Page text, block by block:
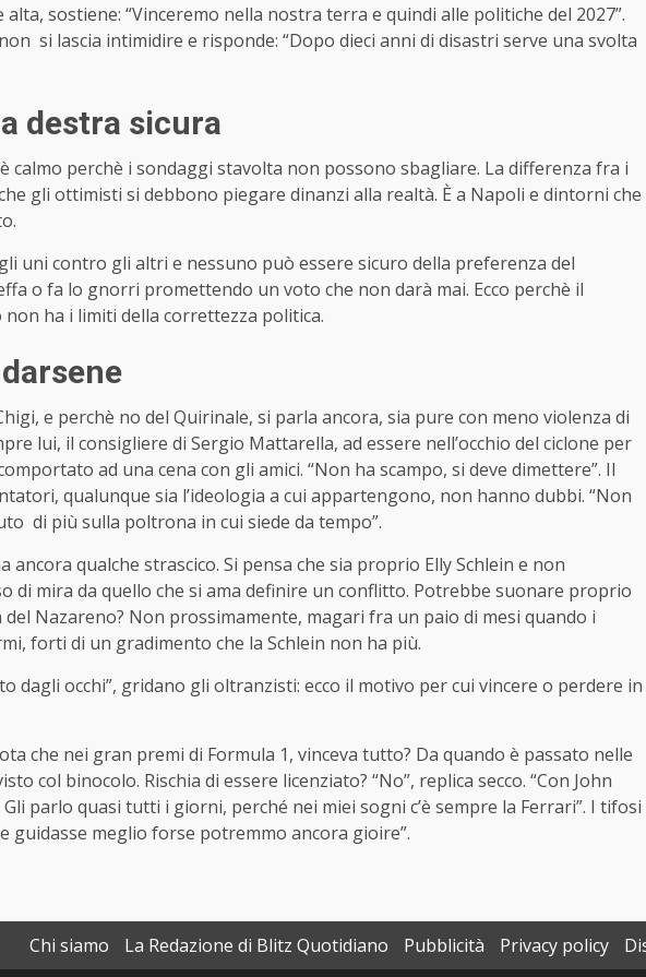
alta, sostiene: “Vinceremo nella nostra terra e quindi alle politiche del 2027”.
si lascia intimidire e risponde: “Dopo dieci anni di disastri serve una svolta
destra sicura
calmo perchè i sondaggi stavolta non possono sbagliare. La differenza fra i
gli ottimisti si debbono piegare dinanzi alla realtà. È a Napoli e dintorni che
uni contro gli altri e nessuno può essere sicuro della preferenza del
o fa lo gnorri promettendo un voto che non darà mai. Ecco perchè il
ha i limiti della correttezza politica.
e perchè no del Quirinale, si parla ancora, sia pure con meno violenza di
lui, il consigliere di Sergio Mattarella, ad essere nell’occhio del ciclone per
ad una cena con gli amici. “Non ha scampo, si deve dimettere”. Il
qualunque sia l’ideologia a cui appartengono, non hanno dubbi. “Non
di più sulla poltrona in cui siede da tempo”.
qualche strascico. Si pensa che sia proprio Elly Schlein e non
di mira da quello che si ama definire un conflitto. Potrebbe suonare proprio
del Nazareno? Non prossimamente, magari fra un paio di mesi quando i
forti di un gradimento che la Schlein non ha più.
dagli occhi”, gridano gli oltranzisti: ecco il motivo per cui vincere o perdere in
che nei gran premi di Formula 1, vinceva tutto? Da quando è passato nelle
col binocolo. Rischia di essere licenziato? “No”, replica secco. “Con John
parlo quasi tutti i giorni, perché nei miei sogni c’è sempre la Ferrari”. I tifosi
guidasse meglio forse potremmo ancora gioire”.
Chi siamo La Redazione di Blitz Quotidiano Pubblicità Privacy policy